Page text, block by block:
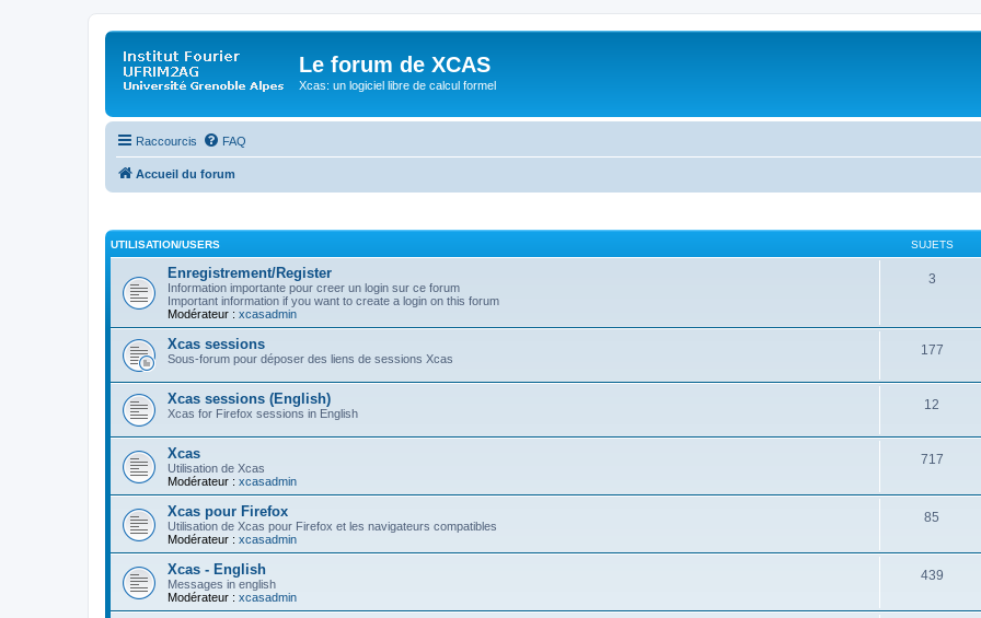
Le forum de XCAS
Xcas: un logiciel libre de calcul formel
Raccourcis FAQ
Accueil du forum
UTILISATION/USERS SUJETS
Enregistrement/Register
Information importante pour creer un login sur ce forum
Important information if you want to create a login on this forum
Modérateur : xcasadmin
3
Xcas sessions
Sous-forum pour déposer des liens de sessions Xcas
177
Xcas sessions (English)
Xcas for Firefox sessions in English
12
Xcas
Utilisation de Xcas
Modérateur : xcasadmin
717
Xcas pour Firefox
Utilisation de Xcas pour Firefox et les navigateurs compatibles
Modérateur : xcasadmin
85
Xcas - English
Messages in english
Modérateur : xcasadmin
439